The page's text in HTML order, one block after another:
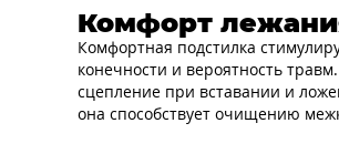
Комфорт
Комфортная подстилка
конечности и вероятность
сцепление при вставании и
она способствует очищению